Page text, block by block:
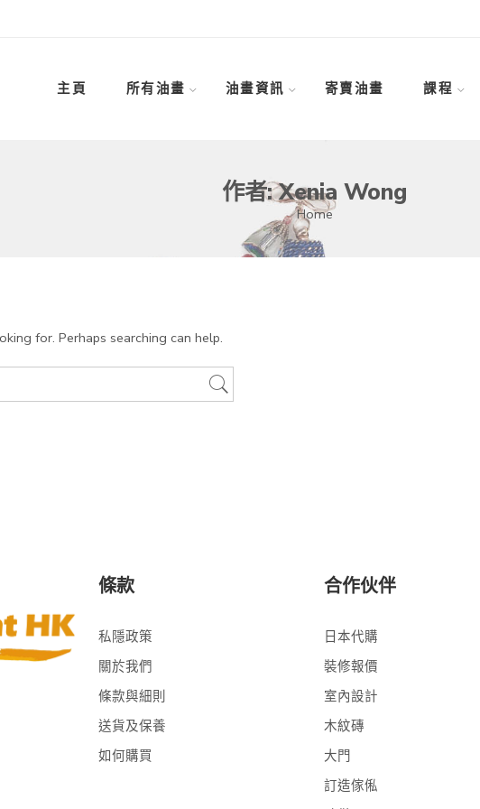
主頁 所有油畫 油畫資訊 寄賣油畫 課程
作者: Xenia Wong
Home
for. Perhaps searching can help.
條款
私隱政策
關於我們
條款與細則
送貨及保養
如何購買
合作伙伴
日本代購
裝修報價
室內設計
木紋磚
大門
訂造傢俬